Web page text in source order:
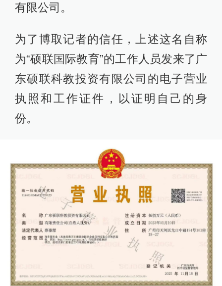
有限公司。
为了博取记者的信任，上述这名自称
为“硕联国际教育”的工作人员发来了广
东硕联科教投资有限公司的电子营业
执照和工作证件，以证明自己的身
份。